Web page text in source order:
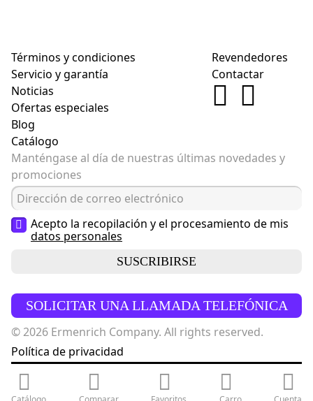
Términos y condiciones
Servicio y garantía
Noticias
Ofertas especiales
Blog
Catálogo
Revendedores
Contactar
Manténgase al día de nuestras últimas novedades y
promociones
Acepto la recopilación y el procesamiento de mis
datos personales
SUSCRIBIRSE
SOLICITAR UNA LLAMADA TELEFÓNICA
© 2026 Ermenrich Company. All rights reserved.
Política de privacidad